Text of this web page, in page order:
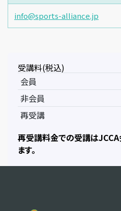
info@sports-alliance.jp
受講料(税込)
会員
非会員
再受講
再受講料金での受講はJCCA
ます。